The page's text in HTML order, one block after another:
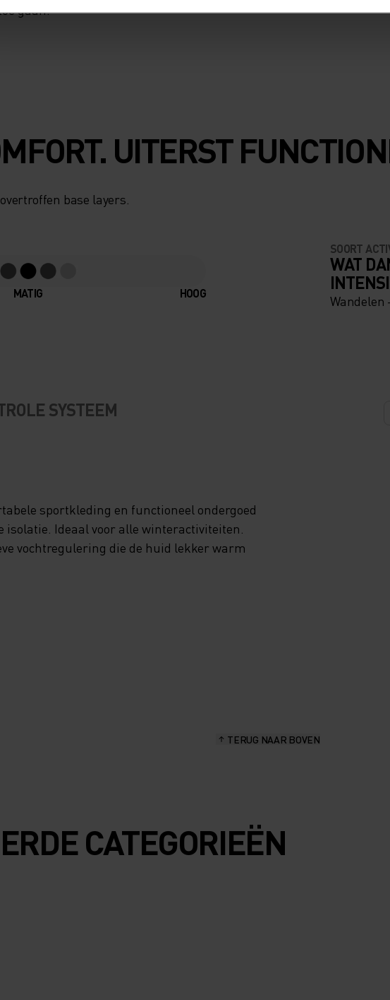
gaan.
UITERST
base layers.
MATIG HOOG
SOORT
WAT
Wandelen
SYSTEEM
sportkleding en functioneel ondergoed
isolatie. Ideaal voor alle winteractiviteiten.
vochtregulering die de huid lekker warm
TERUG NAAR BOVEN
CATEGORIEËN